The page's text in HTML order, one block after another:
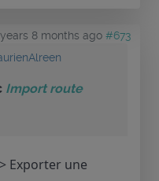
8 months ago #673
Import route
Exporter une